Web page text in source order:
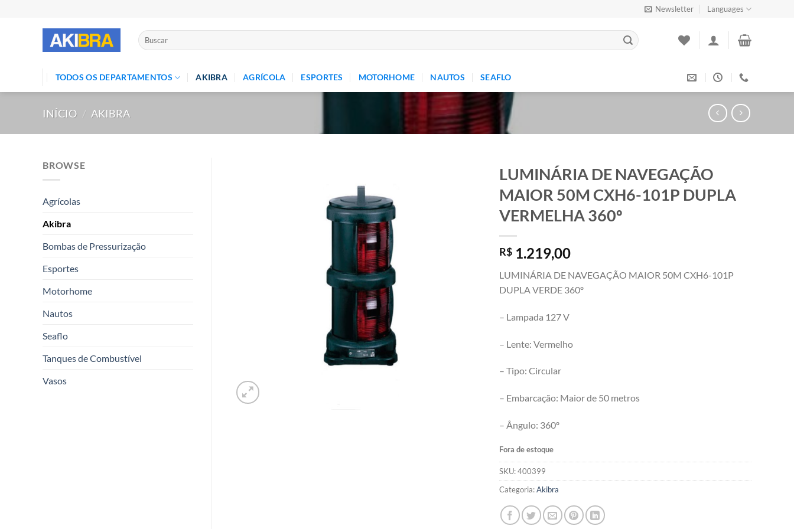
Newsletter Languages
Pesquisar
por:
TODOS OS DEPARTAMENTOS AKIBRA AGRÍCOLA ESPORTES MOTORHOME NAUTOS SEAFLO
INÍCIO / AKIBRA
BROWSE
Agrícolas
Akibra
Bombas de Pressurização
Esportes
Motorhome
Nautos
Seaflo
Tanques de Combustível
Vasos
LUMINÁRIA DE NAVEGAÇÃO
MAIOR 50M CXH6-101P DUPLA
VERMELHA 360º
R$ 1.219,00
LUMINÁRIA DE NAVEGAÇÃO MAIOR 50M CXH6-101P
DUPLA VERDE 360º
– Lampada 127 V
– Lente: Vermelho
– Tipo: Circular
– Embarcação: Maior de 50 metros
– Ângulo: 360º
Fora de estoque
SKU:400399
Categoria:Akibra